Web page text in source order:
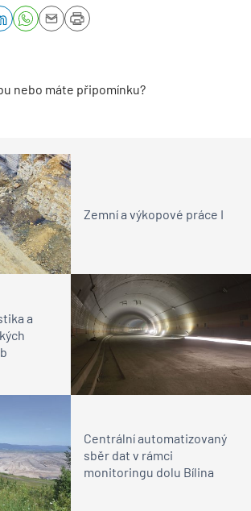
nebo máte připomínku?
Zemní a výkopové práce I
a
Centrální automatizovaný
sběr dat v rámci
monitoringu dolu Bílina